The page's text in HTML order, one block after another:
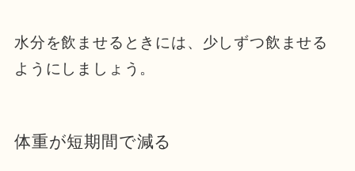
水分を飲ませるときには、少しずつ飲ませる
ようにしましょう。
体重が短期間で減る